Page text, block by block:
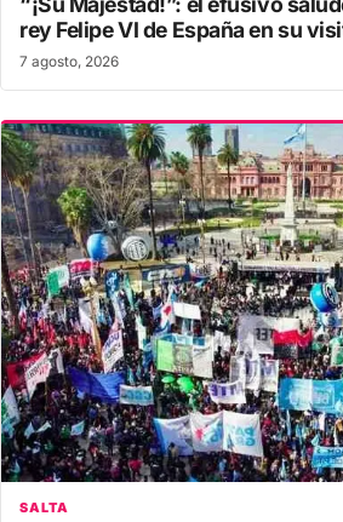
rey Felipe VI de España en su
7 agosto, 2026
SALTA